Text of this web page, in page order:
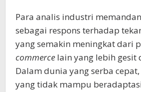
Para analis industri
sebagai respons terhadap
yang semakin meningkat dari
commerce lain yang lebih gesit
Dalam dunia yang serba
yang tidak mampu